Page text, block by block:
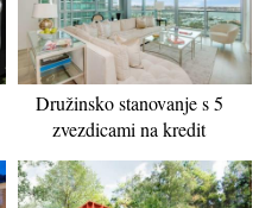
Družinsko stanovanje s 5
zvezdicami na kredit